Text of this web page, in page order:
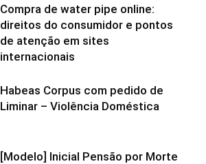
Compra de water pipe online:
direitos do consumidor e pontos
de atenção em sites
internacionais
Habeas Corpus com pedido de
Liminar – Violência Doméstica
[Modelo] Inicial Pensão por Morte